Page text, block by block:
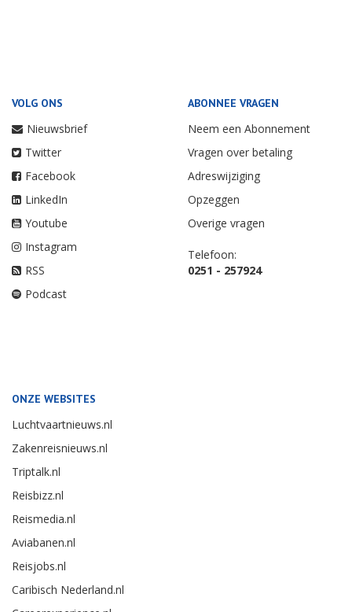
VOLG ONS
Nieuwsbrief
Twitter
Facebook
LinkedIn
Youtube
Instagram
RSS
Podcast
ABONNEE VRAGEN
Neem een Abonnement
Vragen over betaling
Adreswijziging
Opzeggen
Overige vragen
Telefoon:
0251 - 257924
ONZE WEBSITES
Luchtvaartnieuws.nl
Zakenreisnieuws.nl
Triptalk.nl
Reisbizz.nl
Reismedia.nl
Aviabanen.nl
Reisjobs.nl
Caribisch Nederland.nl